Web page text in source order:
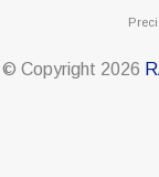
© Copyright 2026